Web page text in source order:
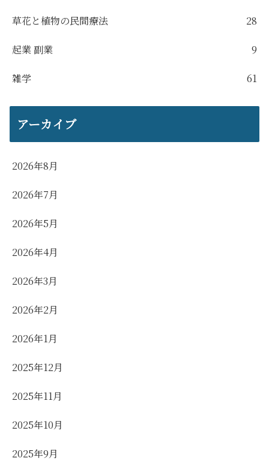
草花と植物の民間療法 28
起業 副業 9
雑学 61
アーカイブ
2026年8月
2026年7月
2026年5月
2026年4月
2026年3月
2026年2月
2026年1月
2025年12月
2025年11月
2025年10月
2025年9月